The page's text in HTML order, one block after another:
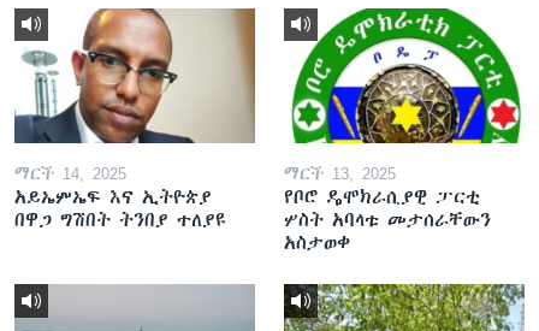
ማርች 14, 2025
አይኤምኤፍ እና ኢትዮጵያ
በዋጋ ግሽበት ትንበያ ተለያዩ
ማርች 13, 2025
የቦሮ ዴሞክራሲያዊ ፓርቲ
ሦስት አባላቱ መታሰራቸውን
አስታወቀ